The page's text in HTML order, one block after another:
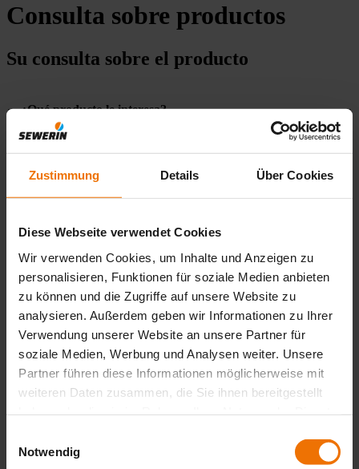
Zustimmung Details Über Cookies
Diese Webseite verwendet Cookies
Wir verwenden Cookies, um Inhalte und Anzeigen zu
personalisieren, Funktionen für soziale Medien anbieten
zu können und die Zugriffe auf unsere Website zu
analysieren. Außerdem geben wir Informationen zu Ihrer
Verwendung unserer Website an unsere Partner für
soziale Medien, Werbung und Analysen weiter. Unsere
Partner führen diese Informationen möglicherweise mit
weiteren Daten zusammen, die Sie ihnen bereitgestellt
Notwendig
Consulta sobre productos
Su consulta sobre el producto
¿Qué producto le interesa?
Sus datos de contacto
Empresa
*
*
E-Mail
*
Teléfono
*
País